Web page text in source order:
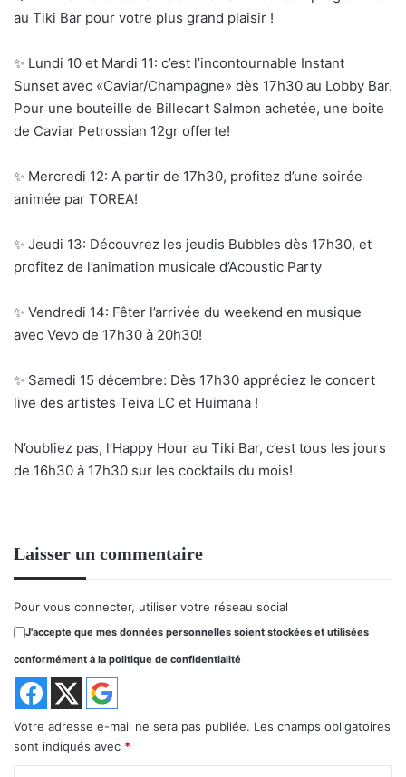
au Tiki Bar pour votre plus grand plaisir !
✨ Lundi 10 et Mardi 11: c’est l’incontournable Instant
Sunset avec «Caviar/Champagne» dès 17h30 au Lobby Bar.
Pour une bouteille de Billecart Salmon achetée, une boite
de Caviar Petrossian 12gr offerte!
✨ Mercredi 12: A partir de 17h30, profitez d’une soirée
animée par TOREA!
✨ Jeudi 13: Découvrez les jeudis Bubbles dès 17h30, et
profitez de l’animation musicale d’Acoustic Party
✨ Vendredi 14: Fêter l’arrivée du weekend en musique
avec Vevo de 17h30 à 20h30!
✨ Samedi 15 décembre: Dès 17h30 appréciez le concert
live des artistes Teiva LC et Huimana !
N’oubliez pas, l’Happy Hour au Tiki Bar, c’est tous les jours
de 16h30 à 17h30 sur les cocktails du mois!
Laisser un commentaire
Pour vous connecter, utiliser votre réseau social
J'accepte que mes données personnelles soient stockées et utilisées
conformément à la politique de confidentialité
Votre adresse e-mail ne sera pas publiée. Les champs obligatoires
sont indiqués avec *